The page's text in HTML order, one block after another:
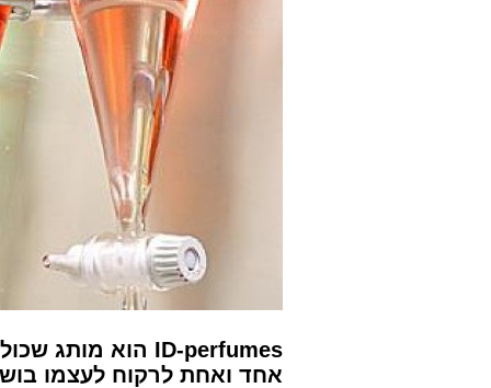
ID-perfumes הוא מותג
אחד ואחת לרקוח לעצמו